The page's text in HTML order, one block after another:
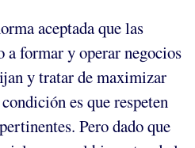
aceptada que las
a formar y operar negocios
y tratar de maximizar
es que respeten
Pero dado que